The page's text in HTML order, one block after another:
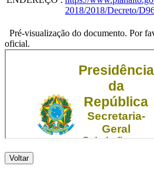
2018/2018/Decreto/
Pré-visualização do documento. Por
oficial.
Voltar